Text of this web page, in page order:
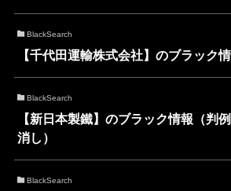
BlackSearch
【千代田運輸株式会社】のブラック
BlackSearch
【新日本製鐵】のブラック情報（判
消し）
BlackSearch